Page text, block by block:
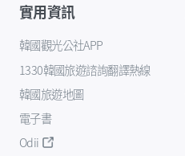
實用資訊
韓國觀光公社APP
1330韓國旅遊諮詢翻譯熱線
韓國旅遊地圖
電子書
Odii